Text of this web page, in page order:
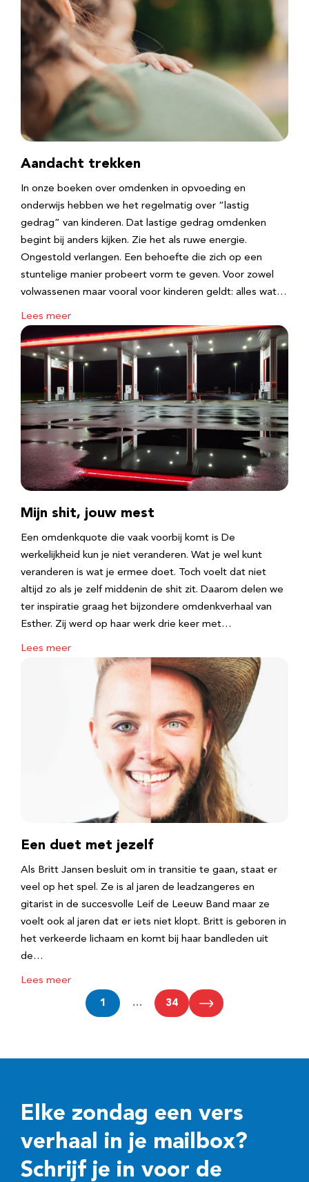
Aandacht trekken
In onze boeken over omdenken in opvoeding en
onderwijs hebben we het regelmatig over “lastig
gedrag” van kinderen. Dat lastige gedrag omdenken
begint bij anders kijken. Zie het als ruwe energie.
Ongestold verlangen. Een behoefte die zich op een
stuntelige manier probeert vorm te geven. Voor zowel
volwassenen maar vooral voor kinderen geldt: alles wat…
Lees meer
Mijn shit, jouw mest
Een omdenkquote die vaak voorbij komt is De
werkelijkheid kun je niet veranderen. Wat je wel kunt
veranderen is wat je ermee doet. Toch voelt dat niet
altijd zo als je zelf middenin de shit zit. Daarom delen we
ter inspiratie graag het bijzondere omdenkverhaal van
Esther. Zij werd op haar werk drie keer met…
Lees meer
Een duet met jezelf
Als Britt Jansen besluit om in transitie te gaan, staat er
veel op het spel. Ze is al jaren de leadzangeres en
gitarist in de succesvolle Leif de Leeuw Band maar ze
voelt ook al jaren dat er iets niet klopt. Britt is geboren in
het verkeerde lichaam en komt bij haar bandleden uit
de…
Lees meer
1 … 34
Elke zondag een vers
verhaal in je mailbox?
Schrijf je in voor de